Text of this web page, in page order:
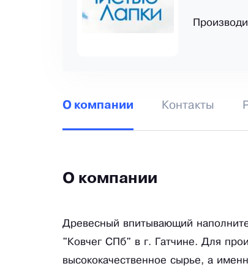
О компании Контакты
О компании
Древесный впитывающий
"Ковчег СПб" в г. Гатчине. Для
высококачественное сырье, а